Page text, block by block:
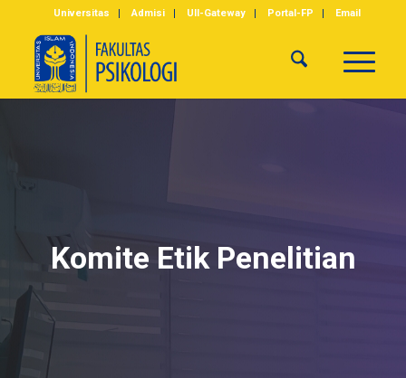
Universitas Admisi UII-Gateway Portal-FP Email
Komite Etik Penelitian